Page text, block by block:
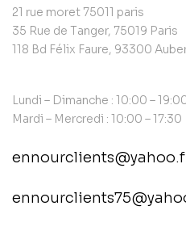
21 rue moret 75011 paris
35 Rue de Tanger, 75019 Paris
118 Bd Félix Faure, 93300
Lundi – Dimanche : 10:00 –
Mardi – Mercredi : 10:00 – 17:30